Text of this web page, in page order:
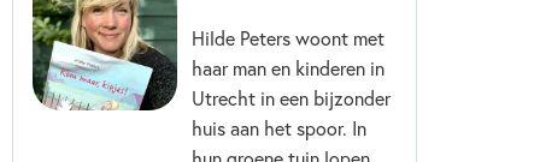
Hilde Peters woont met
haar man en kinderen in
Utrecht in een bijzonder
huis aan het spoor. In